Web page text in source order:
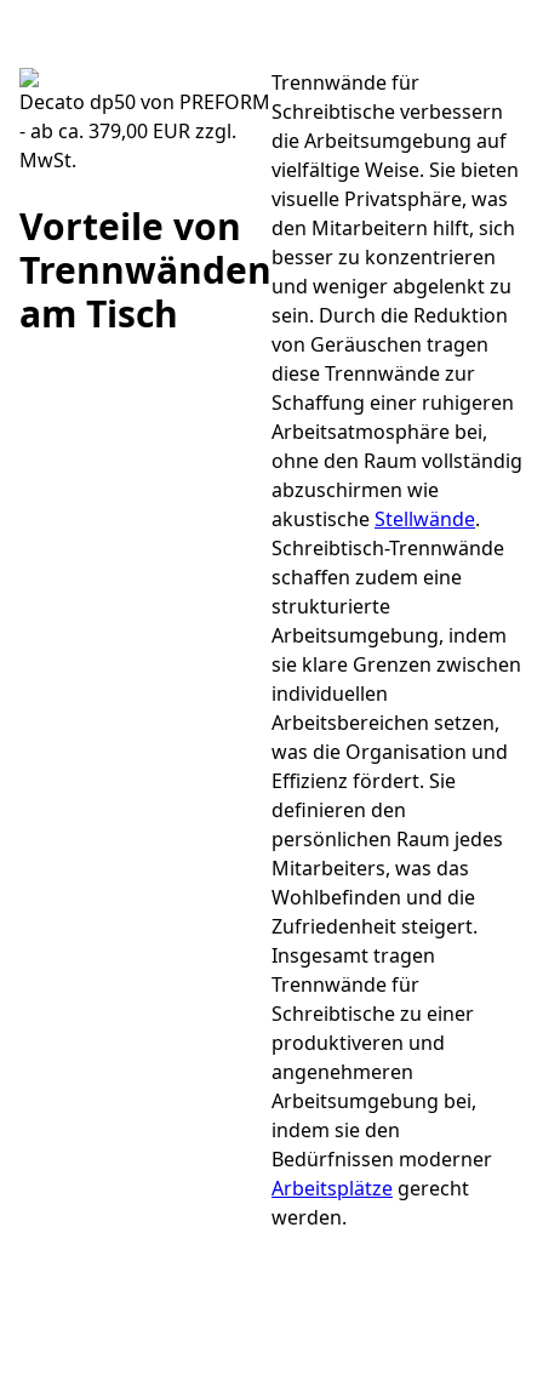
Decato dp50 von PREFORM
- ab ca. 379,00 EUR zzgl.
MwSt.
Vorteile von
Trennwänden
am Tisch
Trennwände für
Schreibtische verbessern
die Arbeitsumgebung auf
vielfältige Weise. Sie bieten
visuelle Privatsphäre, was
den Mitarbeitern hilft, sich
besser zu konzentrieren
und weniger abgelenkt zu
sein. Durch die Reduktion
von Geräuschen tragen
diese Trennwände zur
Schaffung einer ruhigeren
Arbeitsatmosphäre bei,
ohne den Raum vollständig
abzuschirmen wie
akustischeStellwände.
Schreibtisch-Trennwände
schaffen zudem eine
strukturierte
Arbeitsumgebung, indem
sie klare Grenzen zwischen
individuellen
Arbeitsbereichen setzen,
was die Organisation und
Effizienz fördert. Sie
definieren den
persönlichen Raum jedes
Mitarbeiters, was das
Wohlbefinden und die
Zufriedenheit steigert.
Insgesamt tragen
Trennwände für
Schreibtische zu einer
produktiveren und
angenehmeren
Arbeitsumgebung bei,
indem sie den
Bedürfnissen moderner
Arbeitsplätzegerecht
werden.